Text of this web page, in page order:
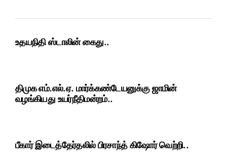
உதயநிதி ஸ்டாலின் கைது..
திமுக எம்.எல்.ஏ. மார்க்கண்டேயனுக்கு ஜாமின்
வழங்கியது உயர்நீதிமன்றம்..
பீகார் இடைத்தேர்தலில் பிரசாந்த் கிஷோர் வெற்றி..